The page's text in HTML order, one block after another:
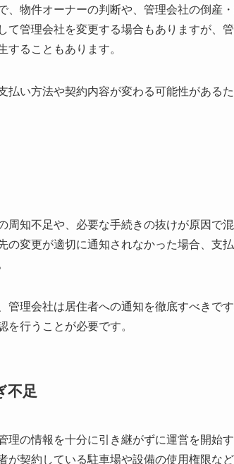
、物件オーナーの判断や、管理会社の倒産
て管理会社を変更する場合もありますが、
ることもあります。
払い方法や契約内容が変わる可能性がある
周知不足や、必要な手続きの抜けが原因で
の変更が適切に通知されなかった場合、支
管理会社は居住者への通知を徹底すべきで
行うことが必要です。
不足
理の情報を十分に引き継がずに運営を開始
が契約している駐車場や設備の使用権限な